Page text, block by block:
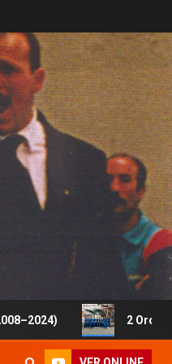
2 Oros, 1 Plata y